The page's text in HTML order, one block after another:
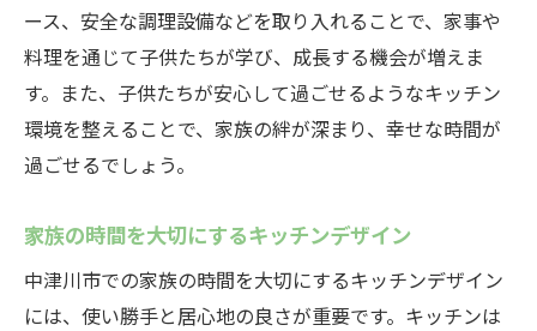
ース、安全な調理設備などを取り入れることで、家事や
料理を通じて子供たちが学び、成長する機会が増えま
す。また、子供たちが安心して過ごせるようなキッチン
環境を整えることで、家族の絆が深まり、幸せな時間が
過ごせるでしょう。
家族の時間を大切にするキッチンデザイン
中津川市での家族の時間を大切にするキッチンデザイン
には、使い勝手と居心地の良さが重要です。キッチンは